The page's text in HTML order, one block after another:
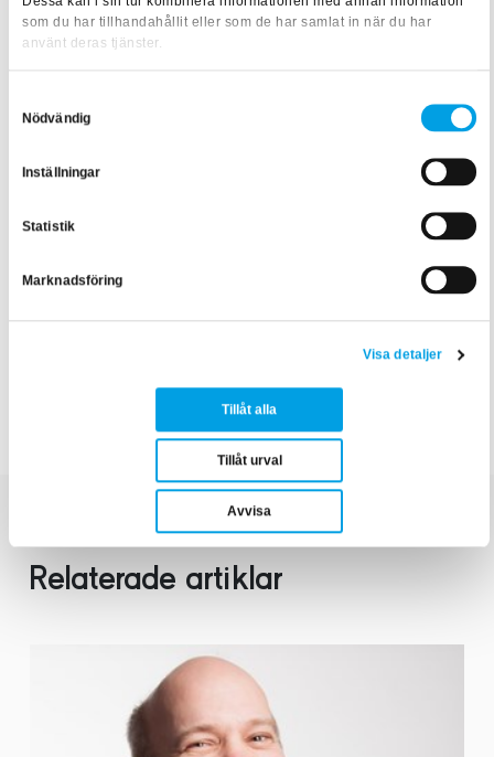
som du har tillhandahållit eller som de har samlat in när du har
använt deras tjänster.
Nödvändig
Inställningar
Statistik
Marknadsföring
Visa detaljer
Tillåt alla
Tillåt urval
Avvisa
Om du har frågor till Lillemor når du henne på
lillemor.runesson@bfab.se
samhällsbyggnad
Relaterade artiklar